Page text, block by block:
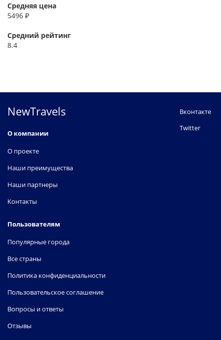
Средняя цена
5496 ₽
Средний рейтинг
8.4
NewTravels
О компании
О проекте
Наши преимущества
Наши партнеры
Контакты
Пользователям
Популярные города
Все страны
Политика конфиденциальности
Пользовательское соглашение
Вопросы и ответы
Отзывы
Вконтакте
Twitter